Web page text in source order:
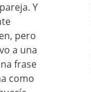
Y
pero
a una
frase
como